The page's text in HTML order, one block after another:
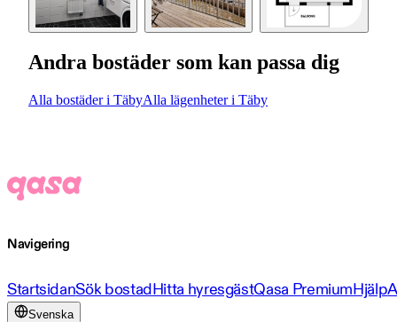
Andra bostäder som kan passa dig
Alla bostäder i TäbyAlla lägenheter i Täby
Navigering
StartsidanSök bostadHitta hyresgästQasa PremiumHjälp
Svenska